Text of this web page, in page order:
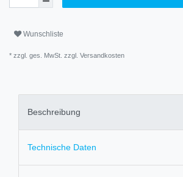
Wunschliste
* zzgl. ges. MwSt. zzgl. Versandkosten
Beschreibung
Technische Daten